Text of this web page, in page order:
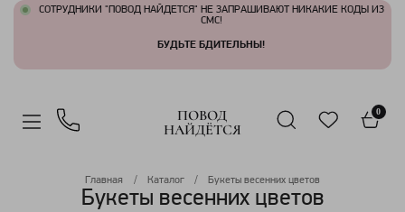
СОТРУДНИКИ "ПОВОД НАЙДЕТСЯ" НЕ ЗАПРАШИВАЮТ НИКАКИЕ КОДЫ ИЗ
СМС!
БУДЬТЕ БДИТЕЛЬНЫ!
ПОВОД
НАЙДЁТСЯ
0
Главная Каталог Букеты весенних цветов
Букеты весенних цветов